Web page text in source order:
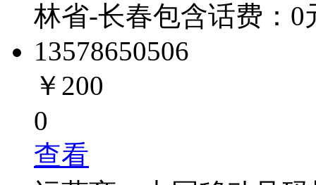
林省-长春包含话费： 0
13578650506
￥200
0
查看